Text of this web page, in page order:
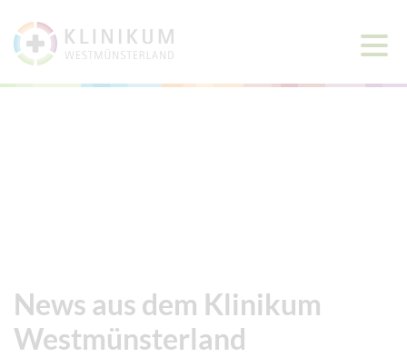
News aus dem Klinikum
Westmünsterland